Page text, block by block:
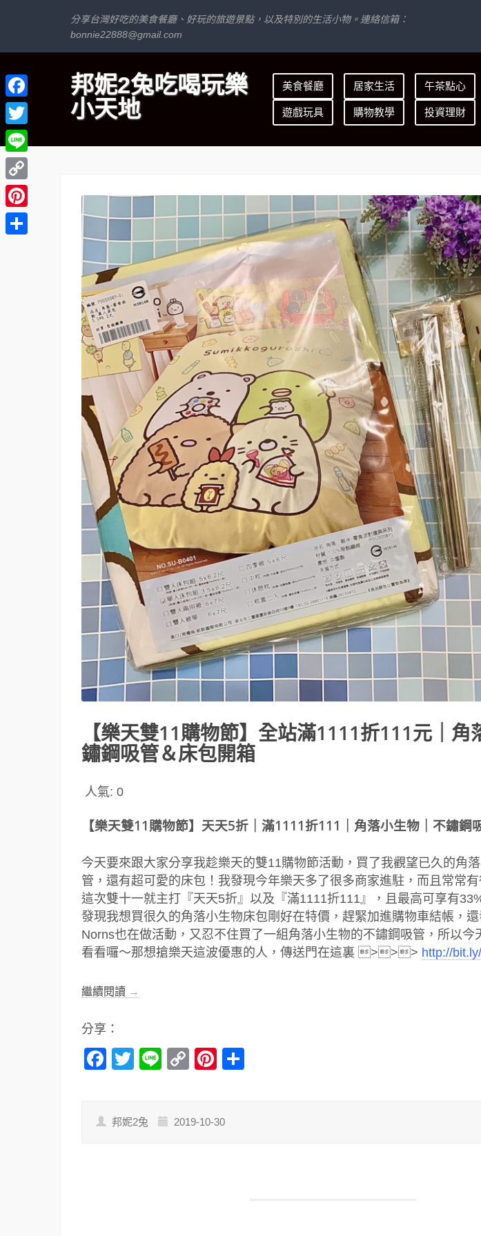
分享台灣好吃的美食餐廳、好玩的旅遊景點，以及特別的生活小物。連絡信箱：
bonnie22888@gmail.com
邦妮2兔吃喝玩樂
小天地
美食餐廳 居家生活 午茶點心
遊戲玩具 購物教學 投資理財
【樂天雙11購物節】全站滿1111折111元｜角
鏽鋼吸管＆床包開箱
人氣: 0
【樂天雙11購物節】天天5折｜滿1111折111｜角落小生物｜不鏽鋼
今天要來跟大家分享我趁樂天的雙11購物節活動，買了我觀望已久的角
管，還有超可愛的床包！我發現今年樂天多了很多商家進駐，而且常常
這次雙十一就主打『天天5折』以及『滿1111折111』，且最高可享有
發現我想買很久的角落小生物床包剛好在特價，趕緊加進購物車結帳，
Norns也在做活動，又忍不住買了一組角落小生物的不鏽鋼吸管，所以今
看看囉～那想搶樂天這波優惠的人，傳送門在這裏 >>> http://
繼續閱讀 →
分享：
Facebook
Twitter
LineCopyPinterest
邦妮2兔 2019-10-30
Facebook
Twitter
Line
Copy
Link
Pinterest